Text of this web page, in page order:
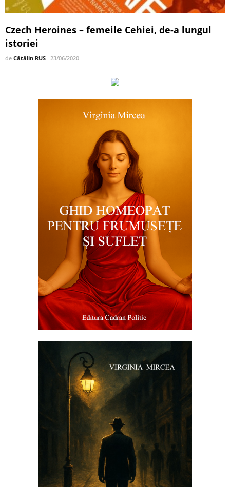
Czech Heroines – femeile Cehiei, de-a lungul
istoriei
de Cătălin RUS 23/06/2020